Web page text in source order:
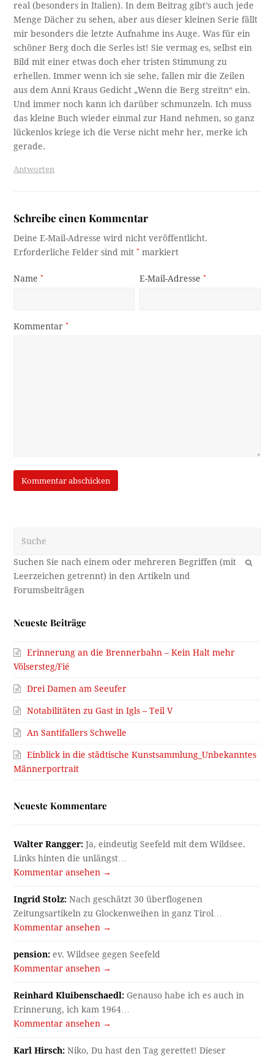
real (besonders in Italien). In dem Beitrag gibt’s auch jede
Menge Dächer zu sehen, aber aus dieser kleinen Serie fällt
mir besonders die letzte Aufnahme ins Auge. Was für ein
schöner Berg doch die Serles ist! Sie vermag es, selbst ein
Bild mit einer etwas doch eher tristen Stimmung zu
erhellen. Immer wenn ich sie sehe, fallen mir die Zeilen
aus dem Anni Kraus Gedicht „Wenn die Berg streitn“ ein.
Und immer noch kann ich darüber schmunzeln. Ich muss
das kleine Buch wieder einmal zur Hand nehmen, so ganz
lückenlos kriege ich die Verse nicht mehr her, merke ich
gerade.
Antworten
Schreibe einen Kommentar
Deine E-Mail-Adresse wird nicht veröffentlicht.
Erforderliche Felder sind mit* markiert
Name* E-Mail-Adresse*
Kommentar*
OK
Neueste Beiträge
Erinnerung an die Brennerbahn – Kein Halt mehr
Völsersteg/Fié
Drei Damen am Seeufer
Notabilitäten zu Gast in Igls – Teil V
An Santifallers Schwelle
Einblick in die städtische Kunstsammlung_Unbekanntes
Männerportrait
Neueste Kommentare
Walter Rangger: Ja, eindeutig Seefeld mit dem Wildsee.
Links hinten die unlängst…
Kommentar ansehen →
Ingrid Stolz: Nach geschätzt 30 überflogenen
Zeitungsartikeln zu Glockenweihen in ganz Tirol…
Kommentar ansehen →
pension: ev. Wildsee gegen Seefeld
Kommentar ansehen →
Reinhard Kluibenschaedl: Genauso habe ich es auch in
Erinnerung, ich kam 1964…
Kommentar ansehen →
Karl Hirsch: Niko, Du hast den Tag gerettet! Dieser